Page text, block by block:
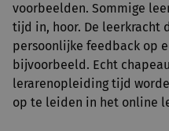
voorbeelden. Sommige
tijd in, hoor. De leerkracht
persoonlijke feedback op
bijvoorbeeld. Echt
lerarenopleiding tijd
op te leiden in het online